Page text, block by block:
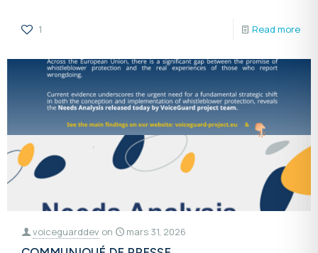
1 Read more
voiceguarddev on mars 31, 2026